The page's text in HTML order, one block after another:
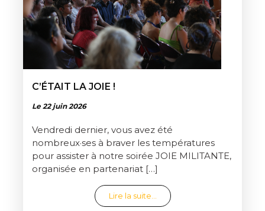
C’ÉTAIT LA JOIE !
Le 22 juin 2026
Vendredi dernier, vous avez été
nombreux·ses à braver les températures
pour assister à notre soirée JOIE MILITANTE,
organisée en partenariat […]
Lire la suite… from C’était la joie !